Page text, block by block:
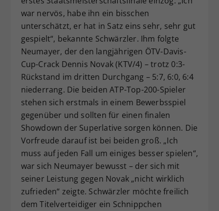
war nervös, habe ihn ein bisschen
unterschätzt, er hat in Satz eins sehr, sehr gut
gespielt“, bekannte Schwärzler. Ihm folgte
Neumayer, der den langjährigen ÖTV-Davis-
Cup-Crack Dennis Novak (KTV/4) – trotz 0:3-
Rückstand im dritten Durchgang – 5:7, 6:0, 6:4
niederrang. Die beiden ATP-Top-200-Spieler
stehen sich erstmals in einem Bewerbsspiel
gegenüber und sollten für einen finalen
Showdown der Superlative sorgen können. Die
Vorfreude darauf ist bei beiden groß. „Ich
muss auf jeden Fall um einiges besser spielen“,
war sich Neumayer bewusst – der sich mit
seiner Leistung gegen Novak „nicht wirklich
zufrieden“ zeigte. Schwärzler möchte freilich
dem Titelverteidiger ein Schnippchen